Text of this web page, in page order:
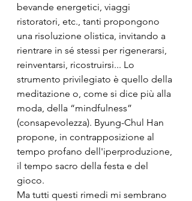
bevande energetici, viaggi
ristoratori, etc., tanti propongono
una risoluzione olistica, invitando a
rientrare in sé stessi per rigenerarsi,
reinventarsi, ricostruirsi... Lo
strumento privilegiato è quello della
meditazione o, come si dice più alla
moda, della “mindfulness”
(consapevolezza). Byung-Chul Han
propone, in contrapposizione al
tempo profano dell'iperproduzione,
il tempo sacro della festa e del
gioco.
Ma tutti questi rimedi mi sembrano